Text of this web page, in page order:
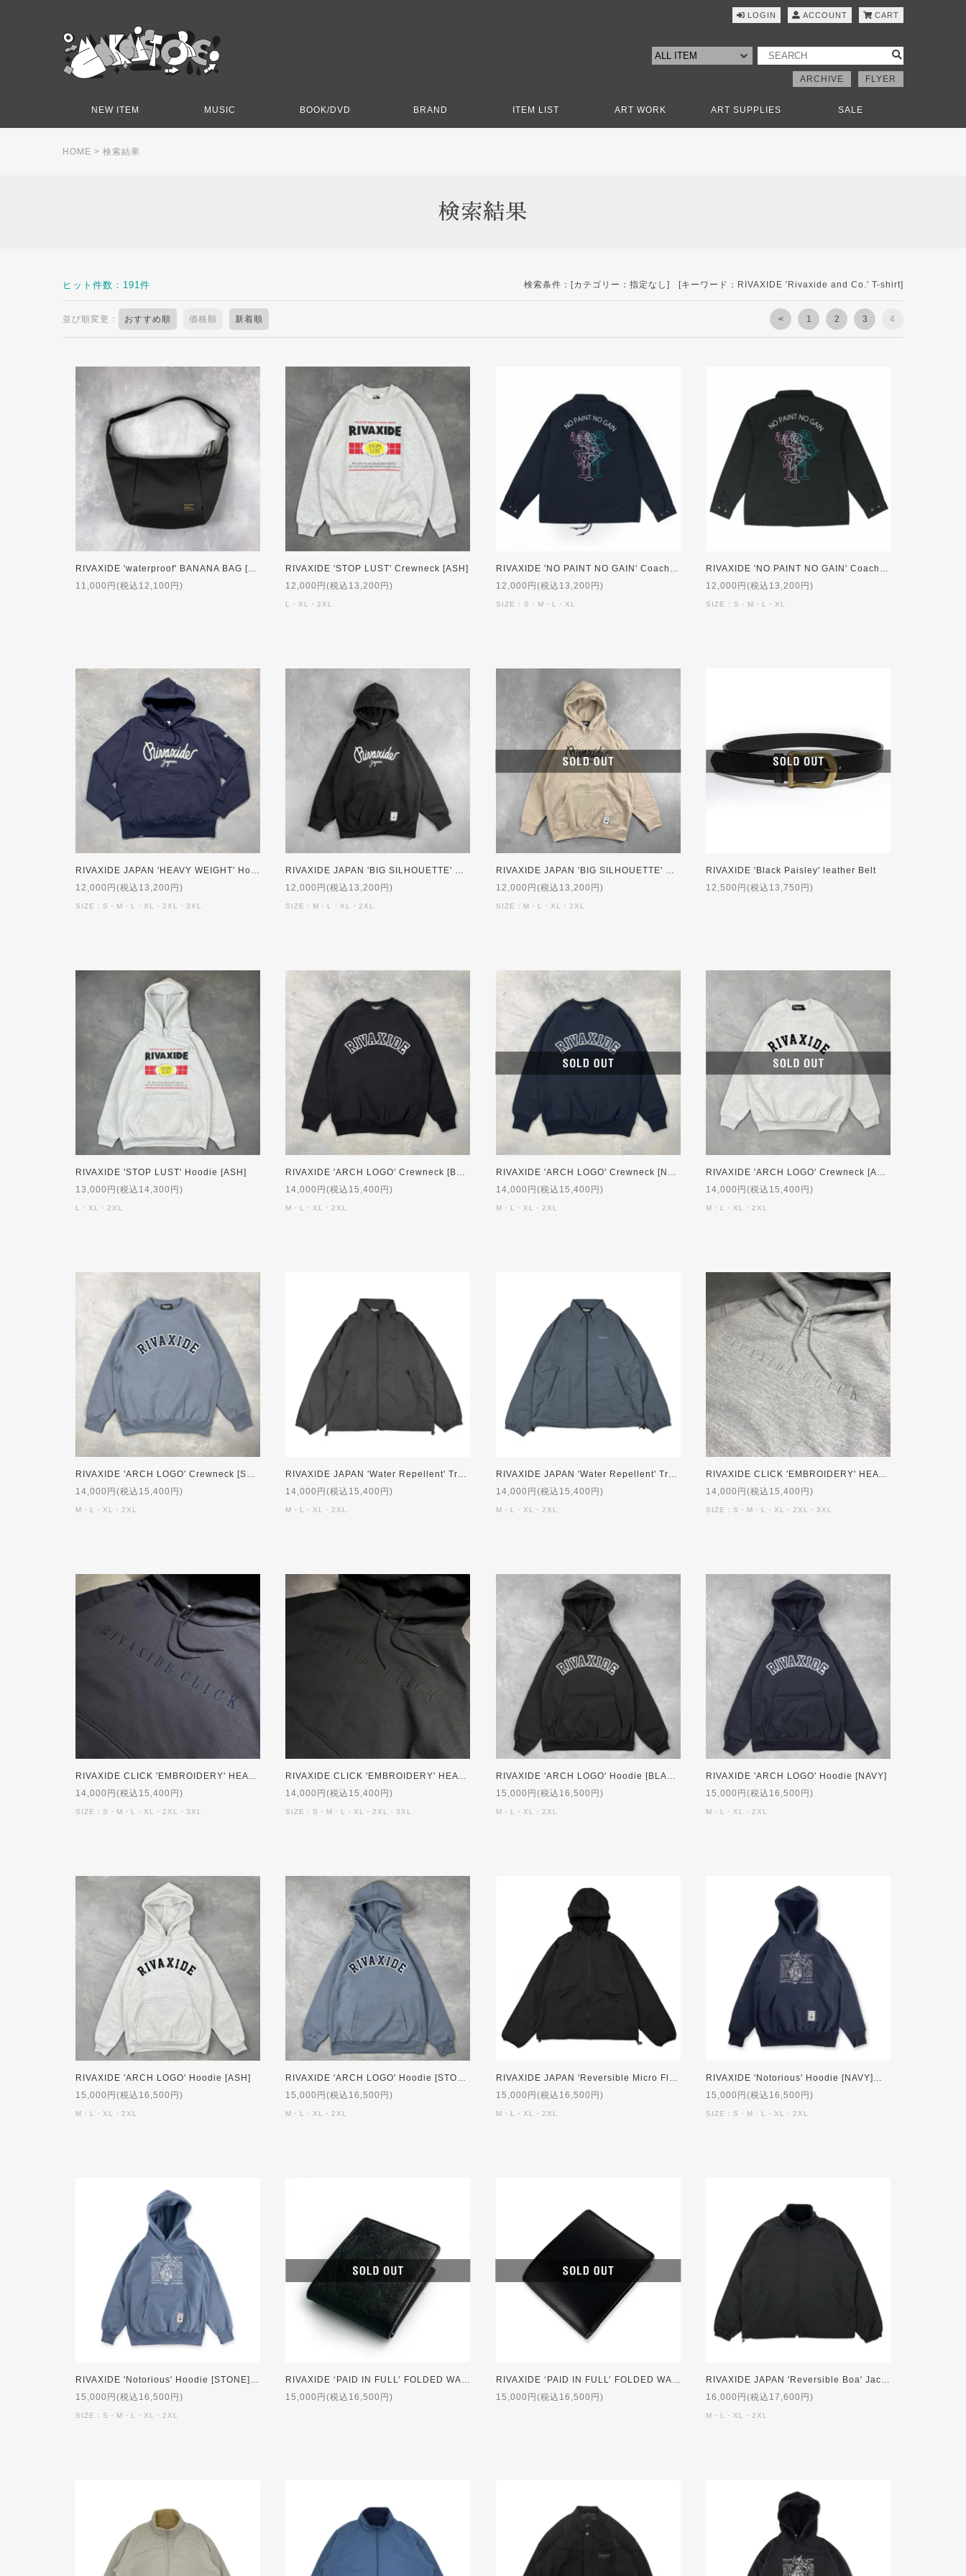
LOGIN ACCOUNT CART
ARCHIVE FLYER
NEW ITEM MUSIC BOOK/DVD BRAND ITEM LIST ART WORK ART SUPPLIES SALE
HOME > 検索結果
検索結果
ヒット件数：191件 検索条件：[カテゴリー：指定なし] [キーワード：RIVAXIDE 'Rivaxide and Co.' T-shirt]
並び順変更： おすすめ順 価格順 新着順 < 1 2 3 4
RIVAXIDE 'waterproof' BANANA BAG [Large]
11,000円(税込12,100円)
RIVAXIDE 'STOP LUST' Crewneck [ASH]
12,000円(税込13,200円)
L・XL・2XL
RIVAXIDE 'NO PAINT NO GAIN' Coach jacket [NAVY]【patch特典】
12,000円(税込13,200円)
SIZE : S・M・L・XL
RIVAXIDE 'NO PAINT NO GAIN' Coach jacket [BLACK]【patch特典】
12,000円(税込13,200円)
SIZE : S・M・L・XL
RIVAXIDE JAPAN 'HEAVY WEIGHT' Hoodie [NAVY]
12,000円(税込13,200円)
SIZE：S・M・L・XL・2XL・3XL
RIVAXIDE JAPAN 'BIG SILHOUETTE' Hoodie [BLACK]
12,000円(税込13,200円)
SIZE：M・L・XL・2XL
RIVAXIDE JAPAN 'BIG SILHOUETTE' Hoodie [SAND]
12,000円(税込13,200円)
SIZE：M・L・XL・2XL
RIVAXIDE 'Black Paisley' leather Belt
12,500円(税込13,750円)
RIVAXIDE 'STOP LUST' Hoodie [ASH]
13,000円(税込14,300円)
L・XL・2XL
RIVAXIDE 'ARCH LOGO' Crewneck [BLACK]
14,000円(税込15,400円)
M・L・XL・2XL
RIVAXIDE 'ARCH LOGO' Crewneck [NAVY]
14,000円(税込15,400円)
M・L・XL・2XL
RIVAXIDE 'ARCH LOGO' Crewneck [ASH]
14,000円(税込15,400円)
M・L・XL・2XL
RIVAXIDE 'ARCH LOGO' Crewneck [STONE]
14,000円(税込15,400円)
M・L・XL・2XL
RIVAXIDE JAPAN 'Water Repellent' Training Jacket [BLACK]
14,000円(税込15,400円)
M・L・XL・2XL
RIVAXIDE JAPAN 'Water Repellent' Training Jacket [NAVY]
14,000円(税込15,400円)
M・L・XL・2XL
RIVAXIDE CLICK 'EMBROIDERY' HEAVY WEIGHT Hoodie [GREY]【受注生産】
14,000円(税込15,400円)
SIZE：S・M・L・XL・2XL・3XL
RIVAXIDE CLICK 'EMBROIDERY' HEAVY WEIGHT Hoodie [NAVY]【受注生産】
14,000円(税込15,400円)
SIZE：S・M・L・XL・2XL・3XL
RIVAXIDE CLICK 'EMBROIDERY' HEAVY WEIGHT Hoodie [BLACK]【受注生産】
14,000円(税込15,400円)
SIZE：S・M・L・XL・2XL・3XL
RIVAXIDE 'ARCH LOGO' Hoodie [BLACK]
15,000円(税込16,500円)
M・L・XL・2XL
RIVAXIDE 'ARCH LOGO' Hoodie [NAVY]
15,000円(税込16,500円)
M・L・XL・2XL
RIVAXIDE 'ARCH LOGO' Hoodie [ASH]
15,000円(税込16,500円)
M・L・XL・2XL
RIVAXIDE 'ARCH LOGO' Hoodie [STONE]
15,000円(税込16,500円)
M・L・XL・2XL
RIVAXIDE JAPAN 'Reversible Micro Fleece' Hooded Zip Jacket [BLACK]
15,000円(税込16,500円)
M・L・XL・2XL
RIVAXIDE 'Notorious' Hoodie [NAVY]【受注生産】
15,000円(税込16,500円)
SIZE：S・M・L・XL・2XL
RIVAXIDE 'Notorious' Hoodie [STONE]【受注生産】
15,000円(税込16,500円)
SIZE：S・M・L・XL・2XL
RIVAXIDE ‘PAID IN FULL’ FOLDED WALLET [Black Paisley]
15,000円(税込16,500円)
RIVAXIDE ‘PAID IN FULL’ FOLDED WALLET [Black]
15,000円(税込16,500円)
RIVAXIDE JAPAN 'Reversible Boa' Jacket [BLACK]
16,000円(税込17,600円)
M・L・XL・2XL